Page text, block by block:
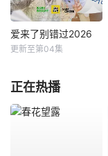
爱来了别错过2026
更新至第04集
正在热播